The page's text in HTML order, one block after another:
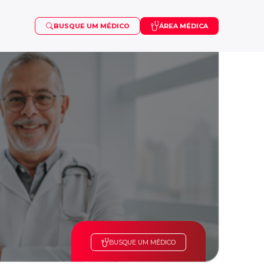
OSTEOPOROSE
PUBERDADE PRECOCE
SARCOMA
TDAH
VISCOSSUPLEMENTAÇÃO
BUSQUE UM MÉDICO ÁREA MÉDICA
BUSQUE UM MÉDICO